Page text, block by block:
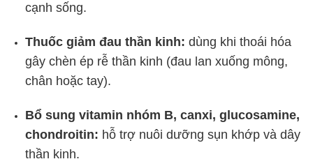
cạnh sống.
Thuốc giảm đau thần kinh: dùng khi thoái hóa
gây chèn ép rễ thần kinh (đau lan xuống mông,
chân hoặc tay).
Bổ sung vitamin nhóm B, canxi, glucosamine,
chondroitin: hỗ trợ nuôi dưỡng sụn khớp và dây
thần kinh.